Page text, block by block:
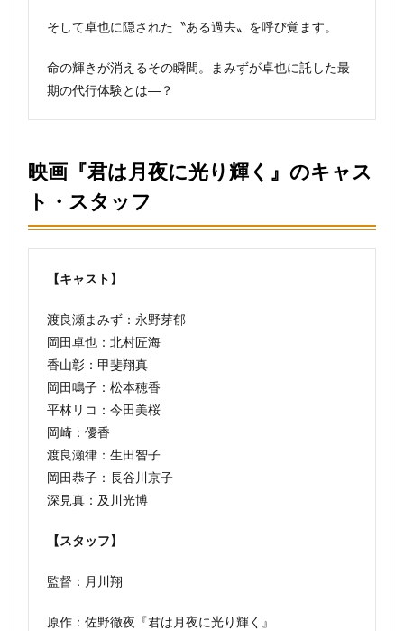
そして卓也に隠された〝ある過去〟を呼び覚ます。
命の輝きが消えるその瞬間。まみずが卓也に託した最
期の代行体験とは―？
映画『君は月夜に光り輝く』のキャス
ト・スタッフ
【キャスト】
渡良瀬まみず：永野芽郁
岡田卓也：北村匠海
香山彰：甲斐翔真
岡田鳴子：松本穂香
平林リコ：今田美桜
岡崎：優香
渡良瀬律：生田智子
岡田恭子：長谷川京子
深見真：及川光博
【スタッフ】
監督：月川翔
原作：佐野徹夜『君は月夜に光り輝く』